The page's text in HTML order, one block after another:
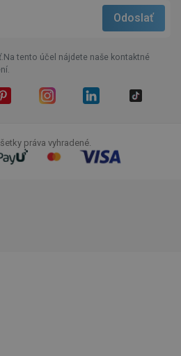
tento účel nájdete naše kontaktné
práva vyhradené.